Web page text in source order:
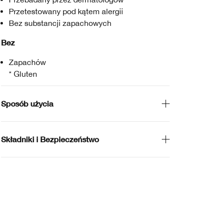
Przetestowany pod kątem alergii
Bez substancji zapachowych
Bez
Zapachów
* Gluten
Sposób użycia
Składniki i Bezpieczeństwo